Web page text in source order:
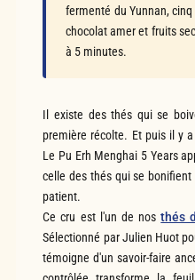
fermenté du Yunnan,
chocolat amer et fruits
à 5 minutes.
Il existe des thés qui se
première récolte. Et puis il y
Le Pu Erh Menghai 5 Years
celle des thés qui se
patient.
Ce cru est l'un de nosthés
Sélectionné par Julien Huot
témoigne d'un savoir-faire